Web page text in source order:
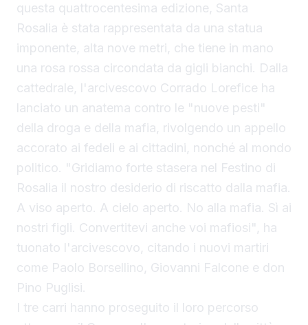
questa quattrocentesima edizione, Santa
Rosalia è stata rappresentata da una statua
imponente, alta nove metri, che tiene in mano
una rosa rossa circondata da gigli bianchi. Dalla
cattedrale, l'arcivescovo Corrado Lorefice ha
lanciato un anatema contro le "nuove pesti"
della droga e della mafia, rivolgendo un appello
accorato ai fedeli e ai cittadini, nonché al mondo
politico. "Gridiamo forte stasera nel Festino di
Rosalia il nostro desiderio di riscatto dalla mafia.
A viso aperto. A cielo aperto. No alla mafia. Sì ai
nostri figli. Convertitevi anche voi mafiosi", ha
tuonato l'arcivescovo, citando i nuovi martiri
come Paolo Borsellino, Giovanni Falcone e don
Pino Puglisi.
I tre carri hanno proseguito il loro percorso